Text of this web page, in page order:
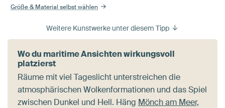
Größe & Material selbst wählen
Weitere Kunstwerke unter diesem Tipp
Wo du maritime Ansichten wirkungsvoll
platzierst
Räume mit viel Tageslicht unterstreichen die
atmosphärischen Wolkenformationen und das Spiel
zwischen Dunkel und Hell. Häng Mönch am Meer,